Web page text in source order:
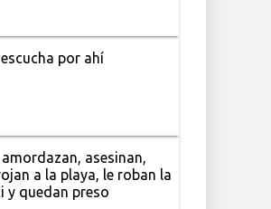
escucha por ahí
amordazan, asesinan,
a la playa, le roban la
y quedan preso